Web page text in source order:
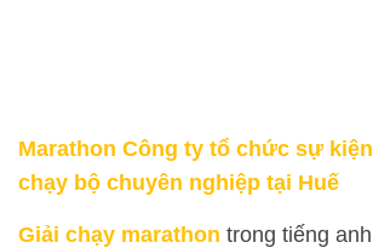
Marathon Công ty tổ chức sự kiện
chạy bộ chuyên nghiệp tại Huế
Giải chạy marathon trong tiếng anh